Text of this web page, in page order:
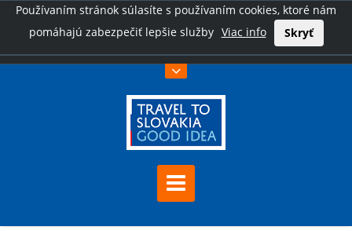
Používaním stránok súlasíte s používaním cookies, ktoré nám
pomáhajú zabezpečiť lepšie služby Viac info Skryť